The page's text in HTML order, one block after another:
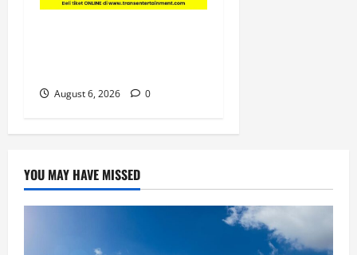
August 6, 2026 0
YOU MAY HAVE MISSED